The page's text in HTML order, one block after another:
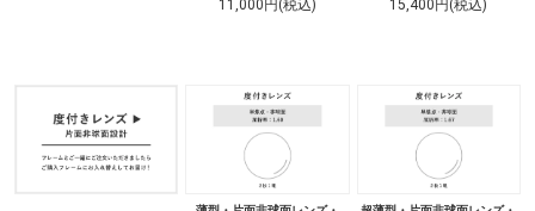
11,000円(税込) 15,400円(税込)